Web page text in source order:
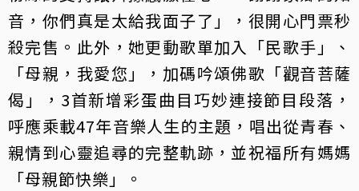
音，你們真是太給我面子了」，很開心門票秒
殺完售。此外，她更動歌單加入「民歌手」、
「母親，我愛您」，加碼吟頌佛歌「觀音菩薩
偈」，3首新增彩蛋曲目巧妙連接節目段落，
呼應乘載47年音樂人生的主題，唱出從青春、
親情到心靈追尋的完整軌跡，並祝福所有媽媽
「母親節快樂」。